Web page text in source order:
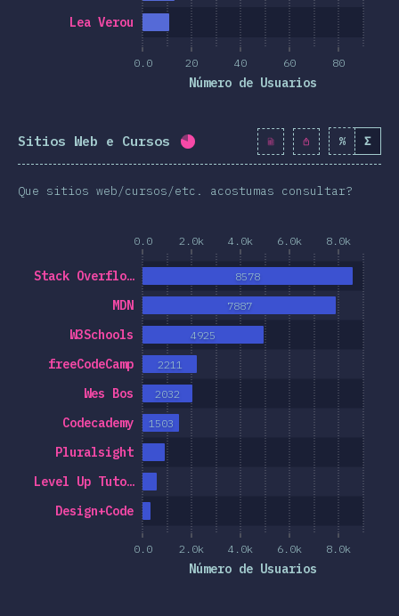
0.0 20 40 60 80
Número de Usuarios
Lea Verou
Sitios Web e Cursos Porcentaxe completado: 79.7
% Σ
Que sitios web/cursos/etc. acostumas consultar?
0.0 2.0k 4.0k 6.0k 8.0k
0.0 2.0k 4.0k 6.0k 8.0k
Número de Usuarios
Design+Code
Level Up Tuto…
Pluralsight
Codecademy
Wes Bos
freeCodeCamp
W3Schools
MDN
Stack Overflo…
1503
2032
2211
4925
7887
8578